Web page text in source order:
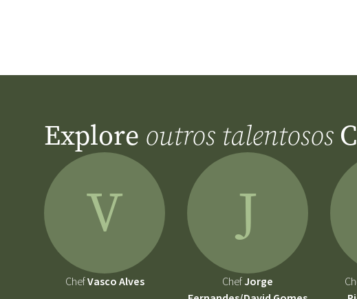
Explore outros talentosos
V
ChefVasco Alves
J
ChefJorge